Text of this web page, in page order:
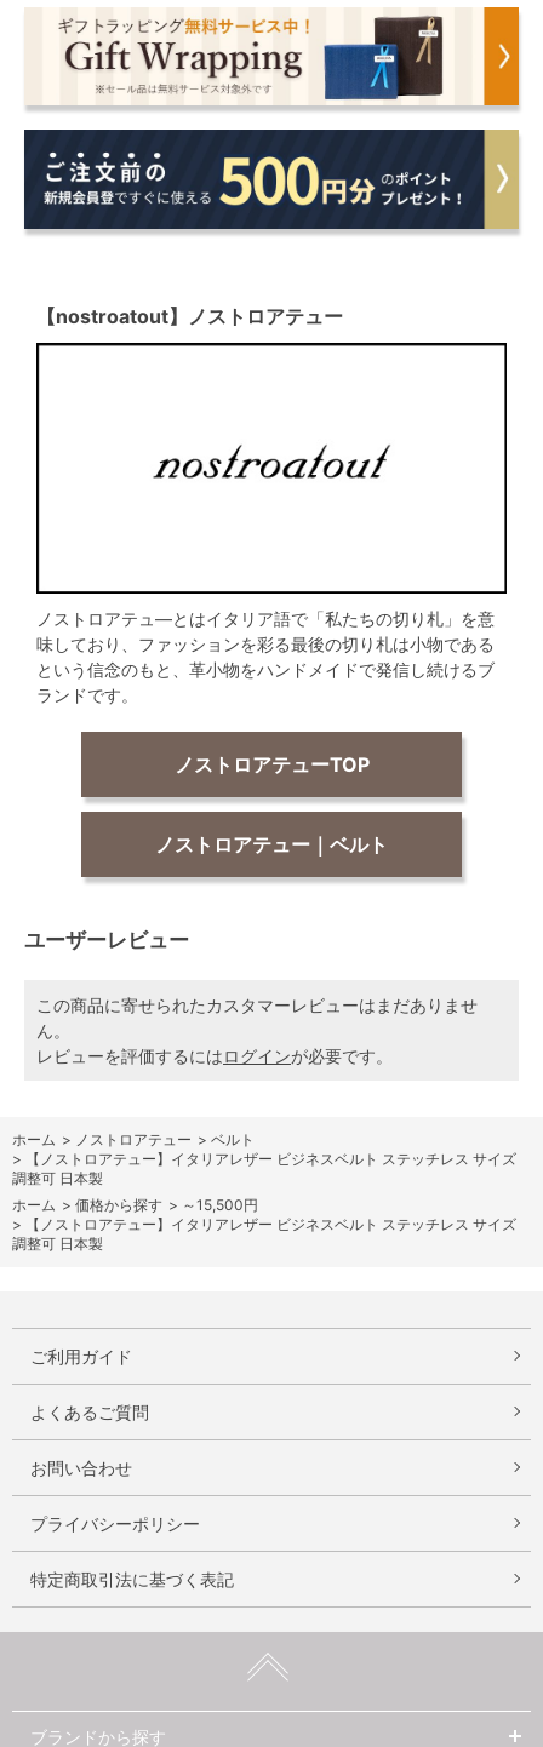
【nostroatout】ノストロアテュー
ノストロアテュ―とはイタリア語で「私たちの切り札」を意
味しており、ファッションを彩る最後の切り札は小物である
という信念のもと、革小物をハンドメイドで発信し続けるブ
ランドです。
ノストロアテューTOP
ノストロアテュー｜ベルト
ユーザーレビュー
この商品に寄せられたカスタマーレビューはまだありませ
ん。
レビューを評価するにはログインが必要です。
ホーム > ノストロアテュー > ベルト
>
【ノストロアテュー】イタリアレザー ビジネスベルト ステッチレス サイズ
調整可 日本製
ホーム > 価格から探す > ～15,500円
>
【ノストロアテュー】イタリアレザー ビジネスベルト ステッチレス サイズ
調整可 日本製
ご利用ガイド
よくあるご質問
お問い合わせ
プライバシーポリシー
特定商取引法に基づく表記
ブランドから探す